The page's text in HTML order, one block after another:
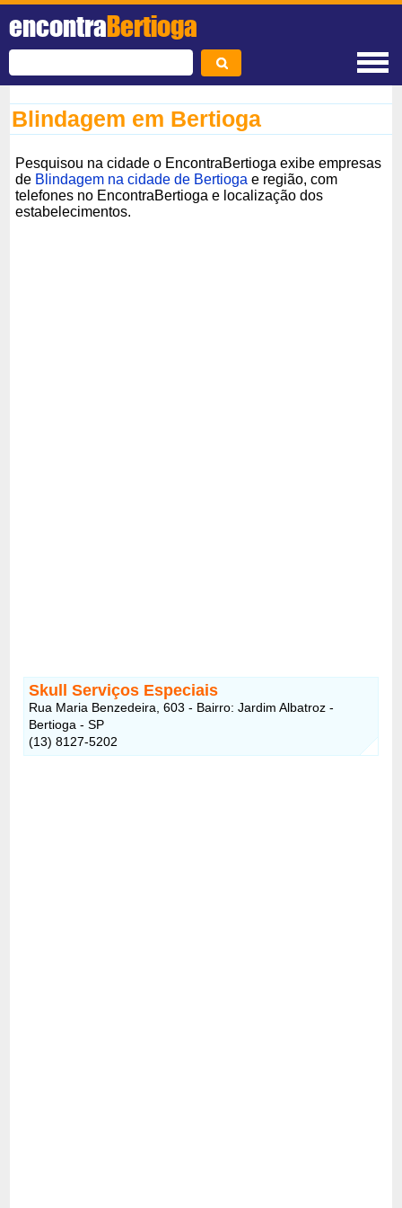
encontraBertioga
Blindagem em Bertioga
Pesquisou na cidade o EncontraBertioga exibe empresas
de Blindagem na cidade de Bertioga e região, com
telefones no EncontraBertioga e localização dos
estabelecimentos.
Skull Serviços Especiais
Rua Maria Benzedeira, 603 - Bairro: Jardim Albatroz -
Bertioga - SP
(13) 8127-5202